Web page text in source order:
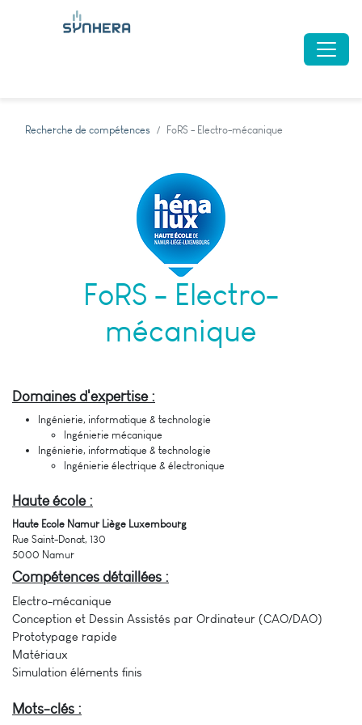
Recherche de compétences FoRS - Electro-mécanique
FoRS - Electro-
mécanique
Domaines d'expertise :
Ingénierie, informatique & technologie
Ingénierie mécanique
Ingénierie, informatique & technologie
Ingénierie électrique & électronique
Haute école :
Haute Ecole Namur Liège Luxembourg
Rue Saint-Donat, 130
5000 Namur
Compétences détaillées :
Electro-mécanique
Conception et Dessin Assistés par Ordinateur (CAO/DAO)
Prototypage rapide
Matériaux
Simulation éléments finis
Mots-clés :